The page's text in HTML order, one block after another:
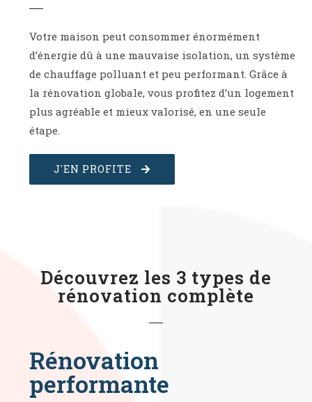
Votre maison peut consommer énormément
d’énergie dû à une mauvaise isolation, un système
de chauffage polluant et peu performant. Grâce à
la rénovation globale, vous profitez d’un logement
plus agréable et mieux valorisé, en une seule
étape.
J'EN PROFITE
Découvrez les 3 types de
rénovation complète
Rénovation
performante